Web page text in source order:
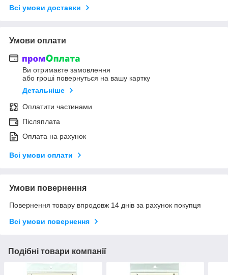
Всі умови доставки
Умови оплати
Ви отримаєте замовлення
або гроші повернуться на вашу картку
Детальніше
Оплатити частинами
Післяплата
Оплата на рахунок
Всі умови оплати
Умови повернення
Повернення товару впродовж 14 днів за рахунок покупця
Всі умови повернення
Подібні товари компанії